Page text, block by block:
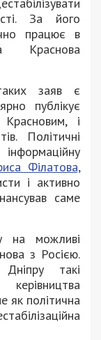
За його
працює в
Краснова
заяв є
публікує
Красновим, і
Політичні
Філатова,
і активно
саме
на можливі
з Росією.
такі
як політична